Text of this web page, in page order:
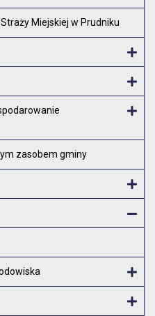
Miejskiej w Prudniku
zasobem gminy